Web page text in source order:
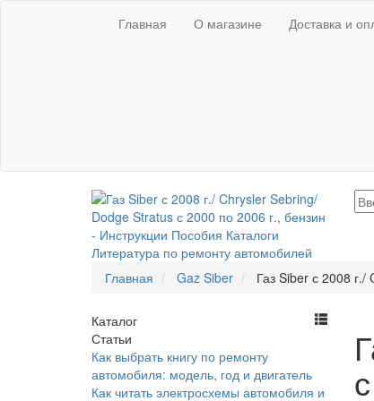
Главная О магазине Доставка и
Главная Gaz Siber Газ Siber с 2008
Каталог
Статьи
Как выбрать книгу по ремонту
автомобиля: модель, год и двигатель
Как читать электросхемы автомобиля и